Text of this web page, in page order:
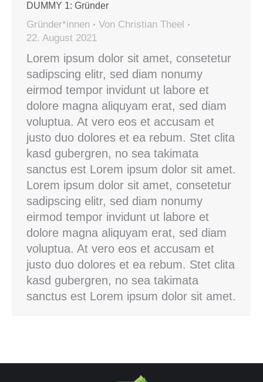
DUMMY 1: Gründer
Gründer*innen Von Christian Theel
22. August 2021
Lorem ipsum dolor sit amet, consetetur
sadipscing elitr, sed diam nonumy
eirmod tempor invidunt ut labore et
dolore magna aliquyam erat, sed diam
voluptua. At vero eos et accusam et
justo duo dolores et ea rebum. Stet clita
kasd gubergren, no sea takimata
sanctus est Lorem ipsum dolor sit amet.
Lorem ipsum dolor sit amet, consetetur
sadipscing elitr, sed diam nonumy
eirmod tempor invidunt ut labore et
dolore magna aliquyam erat, sed diam
voluptua. At vero eos et accusam et
justo duo dolores et ea rebum. Stet clita
kasd gubergren, no sea takimata
sanctus est Lorem ipsum dolor sit amet.